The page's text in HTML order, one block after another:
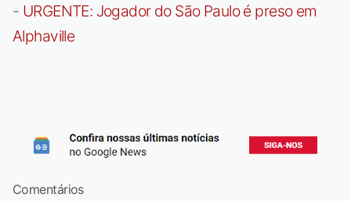
- URGENTE: Jogador do São Paulo é preso em
Alphaville
Comentários